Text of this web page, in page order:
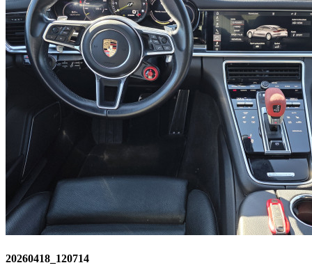
20260418_120714